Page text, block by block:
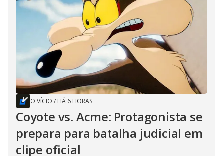
O VÍCIO / HÁ 6 HORAS
Coyote vs. Acme: Protagonista se
prepara para batalha judicial em
clipe oficial